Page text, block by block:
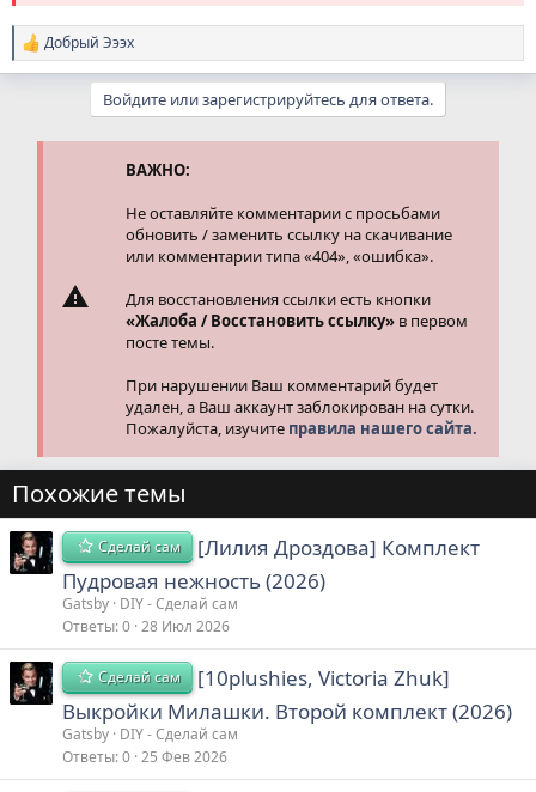
Р
е
Добрый Эээх
Войдите или зарегистрируйтесь для ответа.
ВАЖНО:
Не оставляйте комментарии с просьбами
обновить / заменить ссылку на скачивание
или комментарии типа «404», «ошибка».
Для восстановления ссылки есть кнопки
«Жалоба / Восстановить ссылку» в первом
посте темы.
При нарушении Ваш комментарий будет
удален, а Ваш аккаунт заблокирован на сутки.
Пожалуйста, изучите правила нашего сайта.
Похожие темы
Сделай сам
[Лилия Дроздова] Комплект
Пудровая нежность (2026)
Gatsby DIY - Сделай сам
Ответы 0 28 Июл 2026
Сделай сам
[10plushies, Victoria Zhuk]
Выкройки Милашки. Второй комплект (2026)
Gatsby DIY - Сделай сам
Ответы 0 25 Фев 2026